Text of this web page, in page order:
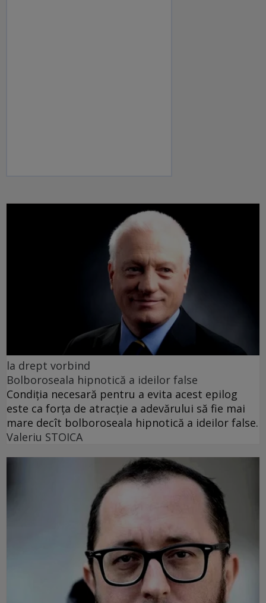
la drept vorbind
Bolboroseala hipnotică a ideilor false
Condiția necesară pentru a evita acest epilog
este ca forța de atracție a adevărului să fie mai
mare decît bolboroseala hipnotică a ideilor false.
Valeriu STOICA